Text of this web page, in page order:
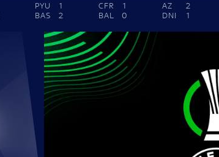
PYU
1
BAS
2
CFR
1
BAL
0
AZ
2
DNI
1